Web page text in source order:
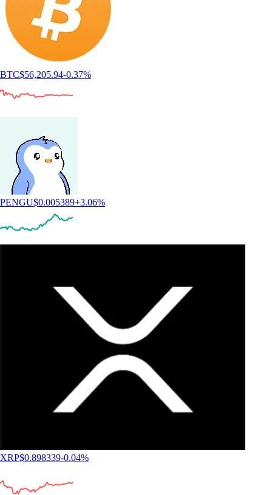
BTC$56,205.94-0.37%
PENGU$0.005389+3.06%
XRP$0.898339-0.04%